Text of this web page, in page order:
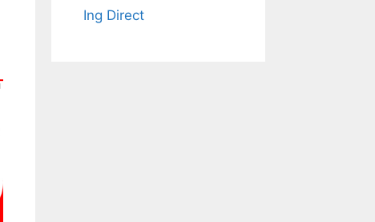
Ing Direct